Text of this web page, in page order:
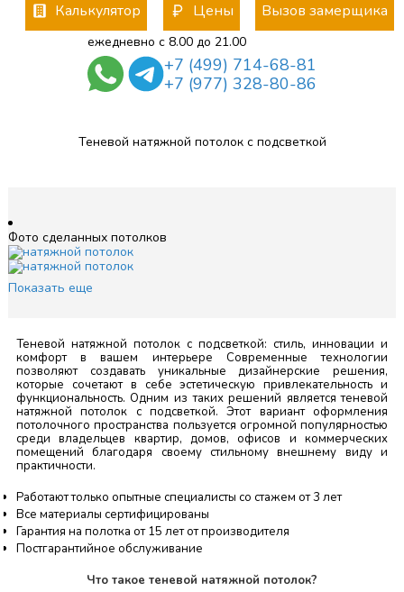
Калькулятор Цены Вызов замерщика
ежедневно с 8.00 до 21.00
+7 (499) 714-68-81
+7 (977) 328-80-86
Теневой натяжной потолок с подсветкой
Фото сделанных потолков
Показать еще
Теневой натяжной потолок с подсветкой: стиль, инновации и
комфорт в вашем интерьере Современные технологии
позволяют создавать уникальные дизайнерские решения,
которые сочетают в себе эстетическую привлекательность и
функциональность. Одним из таких решений является теневой
натяжной потолок с подсветкой. Этот вариант оформления
потолочного пространства пользуется огромной популярностью
среди владельцев квартир, домов, офисов и коммерческих
помещений благодаря своему стильному внешнему виду и
практичности.
Работают только опытные специалисты со стажем от 3 лет
Все материалы сертифицированы
Гарантия на полотка от 15 лет от производителя
Постгарантийное обслуживание
Что такое теневой натяжной потолок?